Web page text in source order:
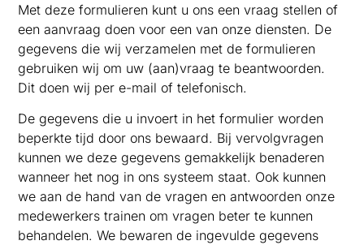
Met deze formulieren kunt u ons een vraag stellen of
een aanvraag doen voor een van onze diensten. De
gegevens die wij verzamelen met de formulieren
gebruiken wij om uw (aan)vraag te beantwoorden.
Dit doen wij per e-mail of telefonisch.
De gegevens die u invoert in het formulier worden
beperkte tijd door ons bewaard. Bij vervolgvragen
kunnen we deze gegevens gemakkelijk benaderen
wanneer het nog in ons systeem staat. Ook kunnen
we aan de hand van de vragen en antwoorden onze
medewerkers trainen om vragen beter te kunnen
behandelen. We bewaren de ingevulde gegevens